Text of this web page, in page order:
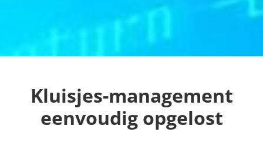
Kluisjes-management
eenvoudig opgelost